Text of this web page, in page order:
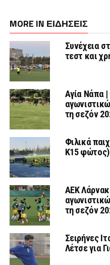
MORE IN ΕΙΔΗΣΕΙΣ
Συνέχεια
τεστ και
Αγία Νάπα
τη σεζόν
Φιλικά
Κ15 φώτος)
AEK
τη σεζόν
Σειρήνες
Λέτσε για